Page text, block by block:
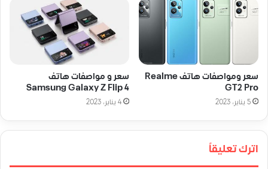
سعر ومواصفات هاتف Realme
GT2 Pro
5 يناير، 2023
سعر و مواصفات هاتف
Samsung Galaxy Z Flip 4
4 يناير، 2023
اترك تعليقاً